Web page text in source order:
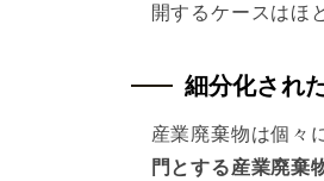
開するケースはほ
細分化され
産業廃棄物は個々
門とする産業廃棄